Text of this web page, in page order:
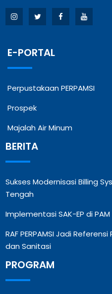
E-PORTAL
Perpustakaan PERPAMSI
Prospek
Majalah Air Minum
BERITA
Sukses Modernisasi Billing
Tengah
Implementasi SAK-EP di
RAF PERPAMSI Jadi
dan Sanitasi
PROGRAM